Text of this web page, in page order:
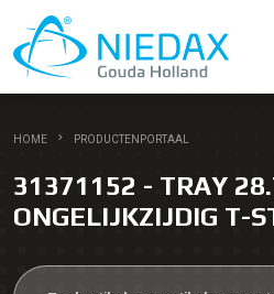
HOME PRODUCTENPORTAAL
31371152 - TRAY
ONGELIJKZIJDIG T-